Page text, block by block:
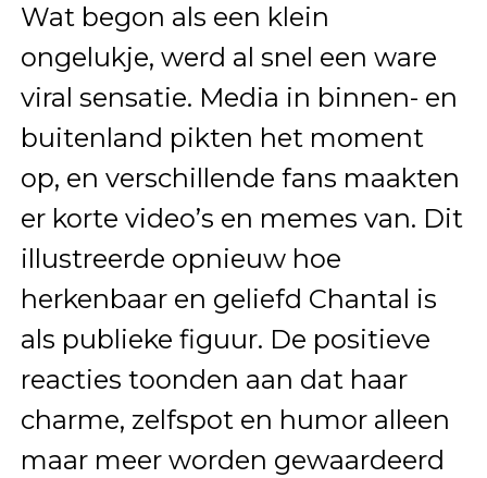
Wat begon als een klein
ongelukje, werd al snel een ware
viral sensatie. Media in binnen- en
buitenland pikten het moment
op, en verschillende fans maakten
er korte video’s en memes van. Dit
illustreerde opnieuw hoe
herkenbaar en geliefd Chantal is
als publieke figuur. De positieve
reacties toonden aan dat haar
charme, zelfspot en humor alleen
maar meer worden gewaardeerd